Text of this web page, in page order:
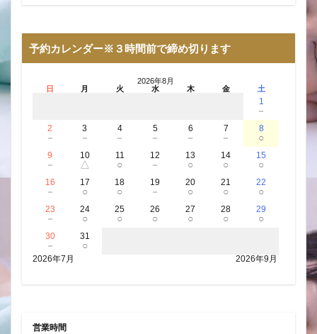
予約カレンダー※３時間前で締め切ります
2026年8月
日
月 火 水 木 金 土
1
－
2
－
3
－
4
－
5
－
6
－
7
－
8
○
9
－
10
△
11
○
12
－
13
○
14
○
15
○
16
－
17
○
18
○
19
－
20
○
21
○
22
○
23
－
24
○
25
○
26
○
27
○
28
○
29
○
30
－
31
○
2026年7月 2026年9月
営業時間